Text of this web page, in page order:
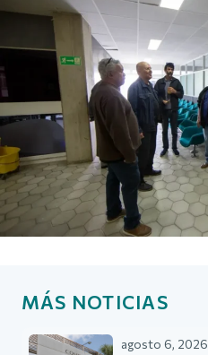
MÁS NOTICIAS
agosto 6, 2026